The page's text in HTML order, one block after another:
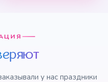
у нас праздники